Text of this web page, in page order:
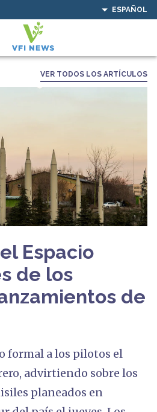
ESPAÑOL
VER TODOS LOS ARTÍCULOS
Espacio
de los
de
formal a los pilotos el
advirtiendo sobre los
planeados en